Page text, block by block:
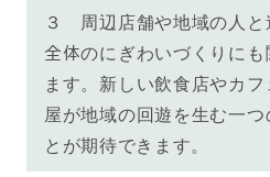
３ 周辺店舗や地域の人と
全体のにぎわいづくりにも
ます。新しい飲食店やカ
屋が地域の回遊を生む一
とが期待できます。